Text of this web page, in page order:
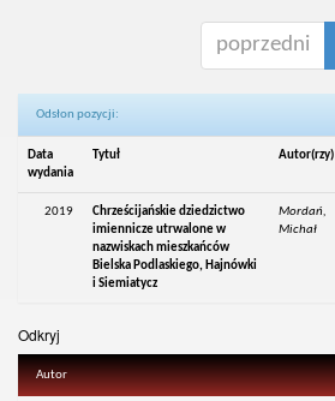
poprzedni
Odsłon pozycji:
Data
wydania
Tytuł Autor(rzy)
2019
Chrześcijańskie dziedzictwo
imiennicze utrwalone w
nazwiskach mieszkańców
Bielska Podlaskiego, Hajnówki
i Siemiatycz
Mordań,
Michał
Odkryj
Autor